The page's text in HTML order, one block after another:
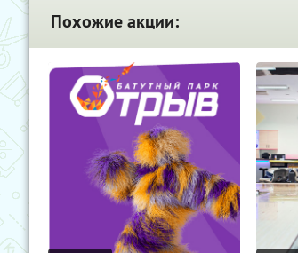
Похожие акции: